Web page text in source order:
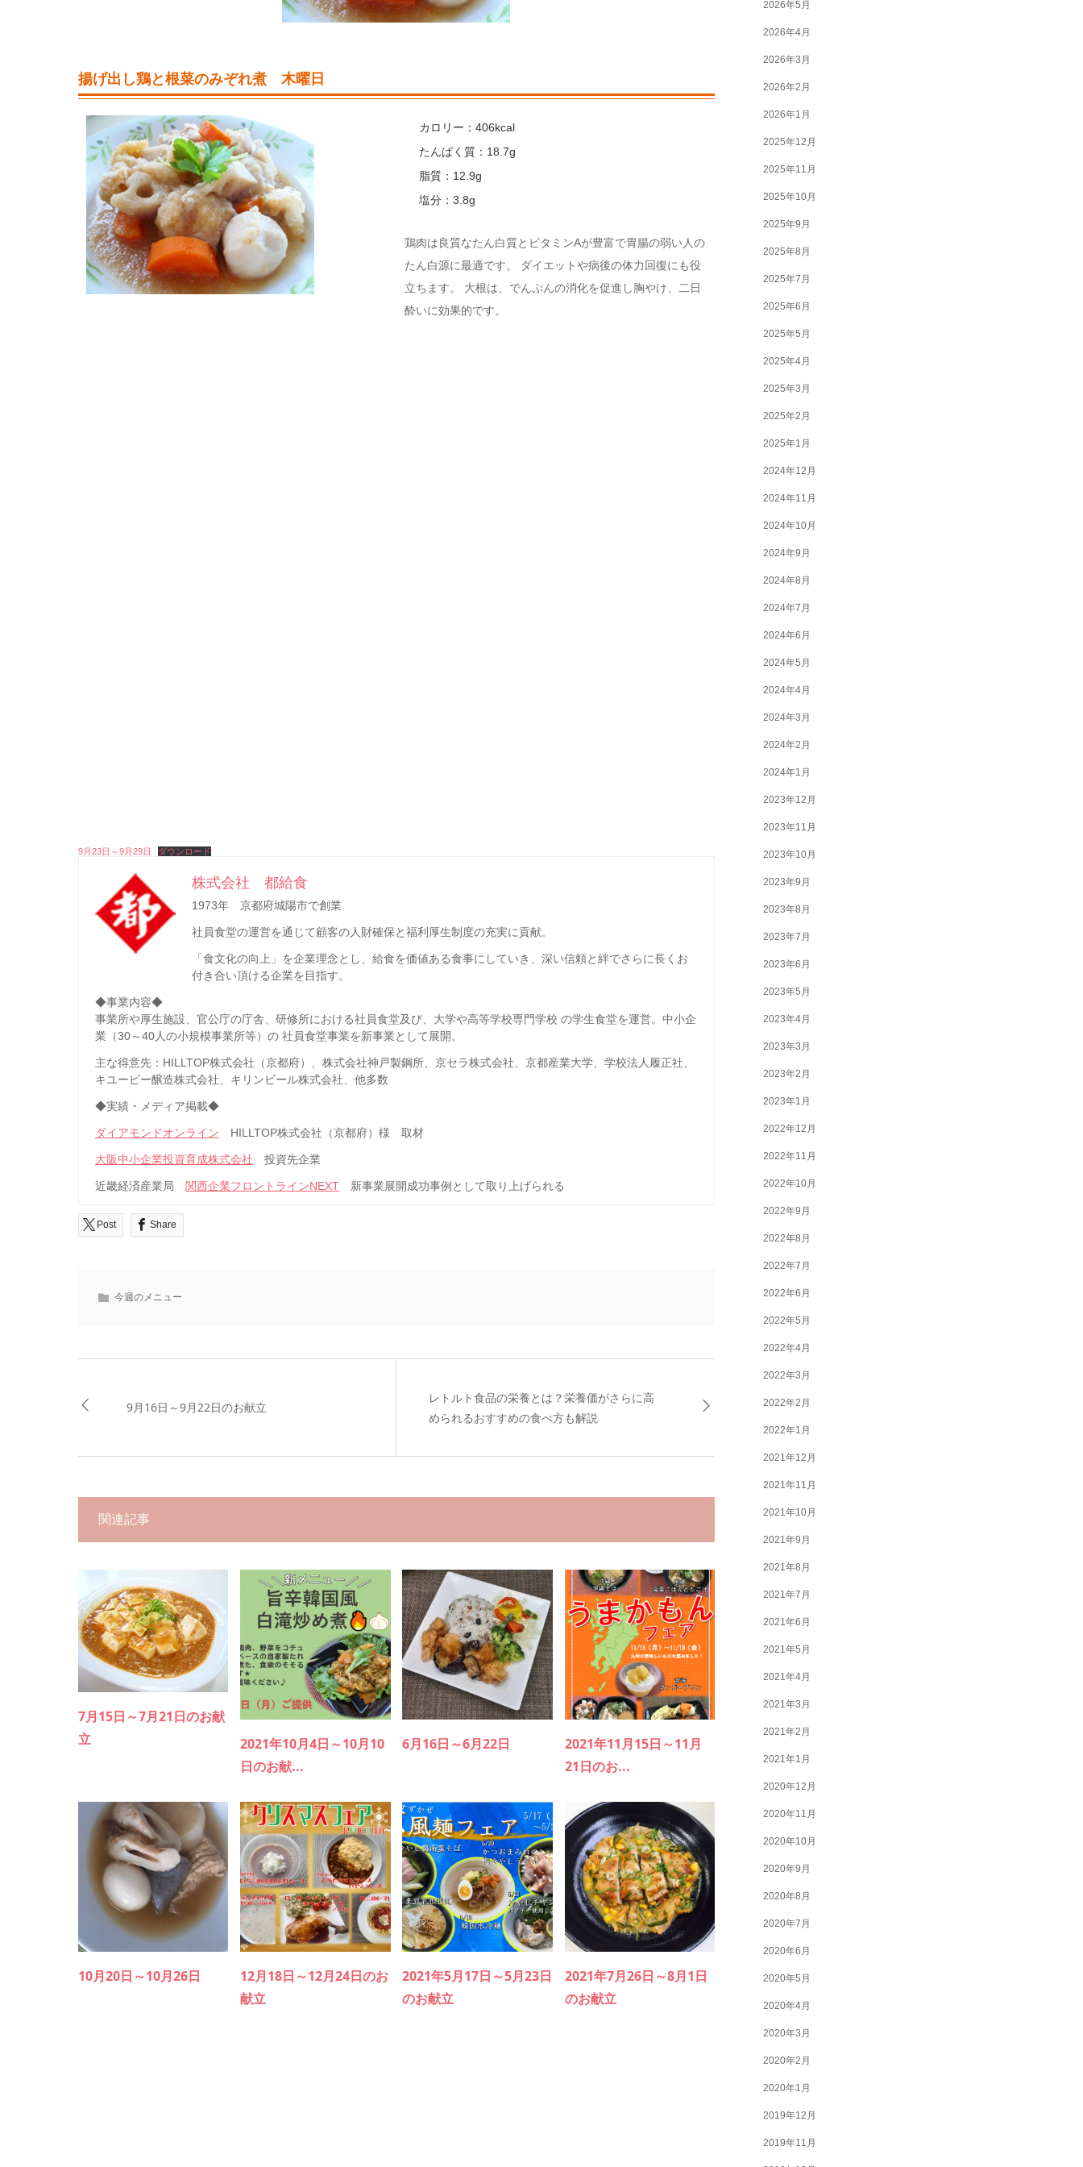
揚げ出し鶏と根菜のみぞれ煮 木曜日
カロリー：406kcal
たんぱく質：18.7g
脂質：12.9g
塩分：3.8g
鶏肉は良質なたん白質とビタミンAが豊富で胃腸の弱い人の
たん白源に最適です。 ダイエットや病後の体力回復にも役
立ちます。 大根は、でんぷんの消化を促進し胸やけ、二日
酔いに効果的です。
9月23日～9月29日 ダウンロード
株式会社 都給食
1973年 京都府城陽市で創業
社員食堂の運営を通じて顧客の人財確保と福利厚生制度の充実に貢献。
「食文化の向上」を企業理念とし、給食を価値ある食事にしていき、深い信頼と絆でさらに長くお
付き合い頂ける企業を目指す。
◆事業内容◆
事業所や厚生施設、官公庁の庁舎、研修所における社員食堂及び、大学や高等学校専門学校 の学生食堂を運営。中小企
業（30～40人の小規模事業所等）の 社員食堂事業を新事業として展開。
主な得意先：HILLTOP株式会社（京都府）、株式会社神戸製鋼所、京セラ株式会社、京都産業大学、学校法人履正社、
キユーピー醸造株式会社、キリンビール株式会社、他多数
◆実績・メディア掲載◆
ダイアモンドオンライン HILLTOP株式会社（京都府）様 取材
大阪中小企業投資育成株式会社 投資先企業
近畿経済産業局 関西企業フロントラインNEXT 新事業展開成功事例として取り上げられる
Post Share
今週のメニュー
9月16日～9月22日のお献立
レトルト食品の栄養とは？栄養価がさらに高
められるおすすめの食べ方も解説
関連記事
7月15日～7月21日のお献
立
2021年10月4日～10月10
日のお献...
6月16日～6月22日
2021年11月15日～11月
21日のお...
10月20日～10月26日
12月18日～12月24日のお
献立
2021年5月17日～5月23日
のお献立
2021年7月26日～8月1日
のお献立
2026年5月
2026年4月
2026年3月
2026年2月
2026年1月
2025年12月
2025年11月
2025年10月
2025年9月
2025年8月
2025年7月
2025年6月
2025年5月
2025年4月
2025年3月
2025年2月
2025年1月
2024年12月
2024年11月
2024年10月
2024年9月
2024年8月
2024年7月
2024年6月
2024年5月
2024年4月
2024年3月
2024年2月
2024年1月
2023年12月
2023年11月
2023年10月
2023年9月
2023年8月
2023年7月
2023年6月
2023年5月
2023年4月
2023年3月
2023年2月
2023年1月
2022年12月
2022年11月
2022年10月
2022年9月
2022年8月
2022年7月
2022年6月
2022年5月
2022年4月
2022年3月
2022年2月
2022年1月
2021年12月
2021年11月
2021年10月
2021年9月
2021年8月
2021年7月
2021年6月
2021年5月
2021年4月
2021年3月
2021年2月
2021年1月
2020年12月
2020年11月
2020年10月
2020年9月
2020年8月
2020年7月
2020年6月
2020年5月
2020年4月
2020年3月
2020年2月
2020年1月
2019年12月
2019年11月